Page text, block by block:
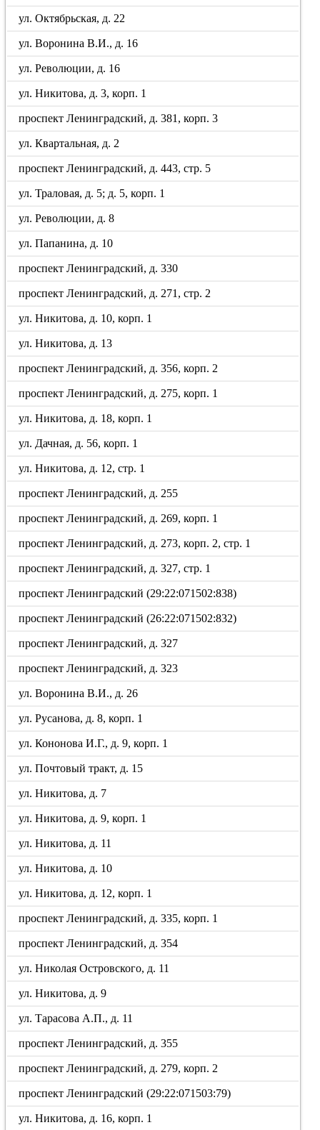
ул. Октябрьская, д. 22
ул. Воронина В.И., д. 16
ул. Революции, д. 16
ул. Никитова, д. 3, корп. 1
проспект Ленинградский, д. 381, корп. 3
ул. Квартальная, д. 2
проспект Ленинградский, д. 443, стр. 5
ул. Траловая, д. 5; д. 5, корп. 1
ул. Революции, д. 8
ул. Папанина, д. 10
проспект Ленинградский, д. 330
проспект Ленинградский, д. 271, стр. 2
ул. Никитова, д. 10, корп. 1
ул. Никитова, д. 13
проспект Ленинградский, д. 356, корп. 2
проспект Ленинградский, д. 275, корп. 1
ул. Никитова, д. 18, корп. 1
ул. Дачная, д. 56, корп. 1
ул. Никитова, д. 12, стр. 1
проспект Ленинградский, д. 255
проспект Ленинградский, д. 269, корп. 1
проспект Ленинградский, д. 273, корп. 2, стр. 1
проспект Ленинградский, д. 327, стр. 1
проспект Ленинградский (29:22:071502:838)
проспект Ленинградский (26:22:071502:832)
проспект Ленинградский, д. 327
проспект Ленинградский, д. 323
ул. Воронина В.И., д. 26
ул. Русанова, д. 8, корп. 1
ул. Кононова И.Г., д. 9, корп. 1
ул. Почтовый тракт, д. 15
ул. Никитова, д. 7
ул. Никитова, д. 9, корп. 1
ул. Никитова, д. 11
ул. Никитова, д. 10
ул. Никитова, д. 12, корп. 1
проспект Ленинградский, д. 335, корп. 1
проспект Ленинградский, д. 354
ул. Николая Островского, д. 11
ул. Никитова, д. 9
ул. Тарасова А.П., д. 11
проспект Ленинградский, д. 355
проспект Ленинградский, д. 279, корп. 2
проспект Ленинградский (29:22:071503:79)
ул. Никитова, д. 16, корп. 1